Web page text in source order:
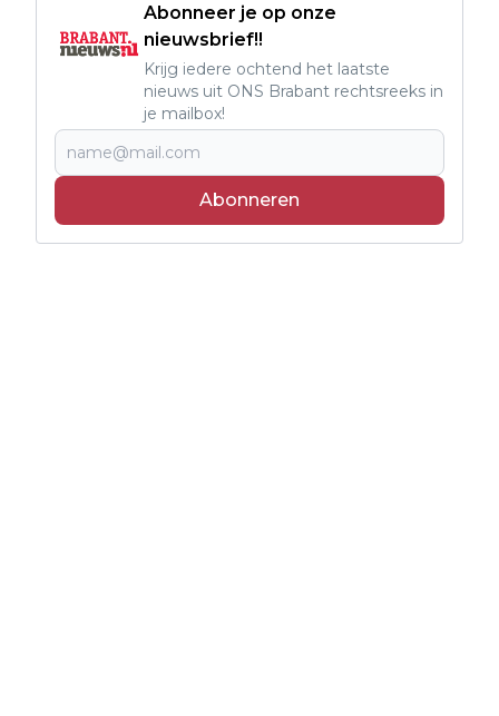
Abonneer je op onze
nieuwsbrief!!
Krijg iedere ochtend het laatste
nieuws uit ONS Brabant rechtsreeks in
je mailbox!
Abonneren